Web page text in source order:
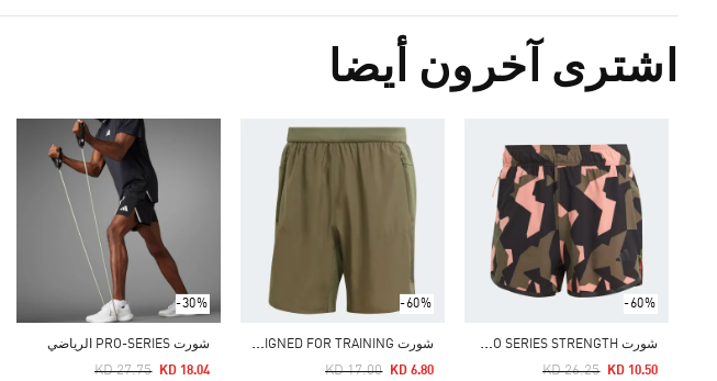
اشترى آخرون أيضا
-60%
ش
ورت DESIGNED FOR TRAINING PRO SERIES STRENGTH
Price Reduced From
KD 26.25
To KD 10.50
-60%
ش
ورت DESIGNED FOR TRAINING
Price Reduced From
KD 17.00
To KD 6.80
-30%
شورت PRO-SERIES الرياضي
Price Reduced From
KD 27.75
To KD 18.04